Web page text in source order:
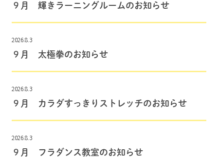
９月 輝きラーニングルームのお知らせ
2026.8.3
９月 太極拳のお知らせ
2026.8.3
９月 カラダすっきりストレッチのお知らせ
2026.8.3
９月 フラダンス教室のお知らせ